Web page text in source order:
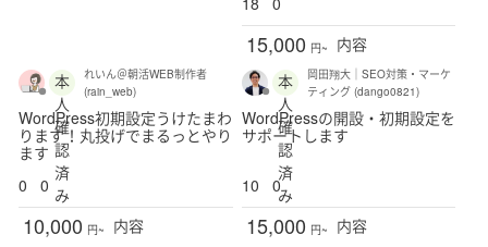
15,000 円~
内容
本
人
確
認
済
み
れいん＠朝活WEB制作者
(rain_web)
WordPress初期設定うけたまわ
ります！丸投げでまるっとやり
ます
0
0
10,000 円~ 内容
本
人
確
認
済
み
岡田翔大｜SEO対策・マーケ
ティング (dango0821)
WordPressの開設・初期設定を
サポートします
10 0
15,000 円~
内容